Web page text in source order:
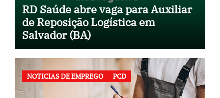
RD Saúde abre vaga para Auxiliar
de Reposição Logística em
Salvador (BA)
NOTICIAS DE EMPREGO PCD